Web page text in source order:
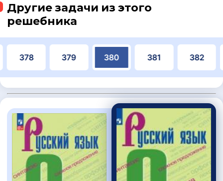
Другие задачи из этого
решебника
378 379 380 381 382